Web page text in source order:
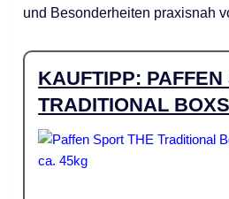
und Besonderheiten praxisnah
KAUFTIPP: PAFFEN
TRADITIONAL